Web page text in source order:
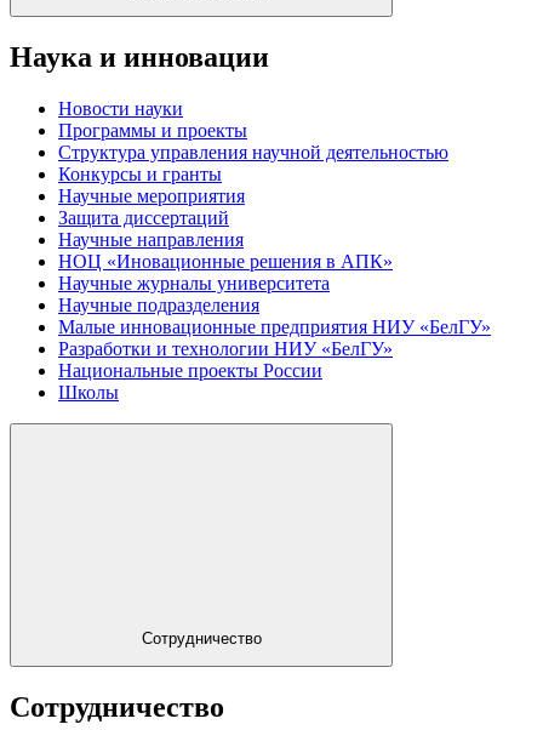
Наука и инновации
Новости науки
Программы и проекты
Структура управления научной деятельностью
Конкурсы и гранты
Научные мероприятия
Защита диссертаций
Научные направления
НОЦ «Иновационные решения в АПК»
Научные журналы университета
Научные подразделения
Малые инновационные предприятия НИУ «БелГУ»
Разработки и технологии НИУ «БелГУ»
Национальные проекты России
Школы
Сотрудничество
Сотрудничество